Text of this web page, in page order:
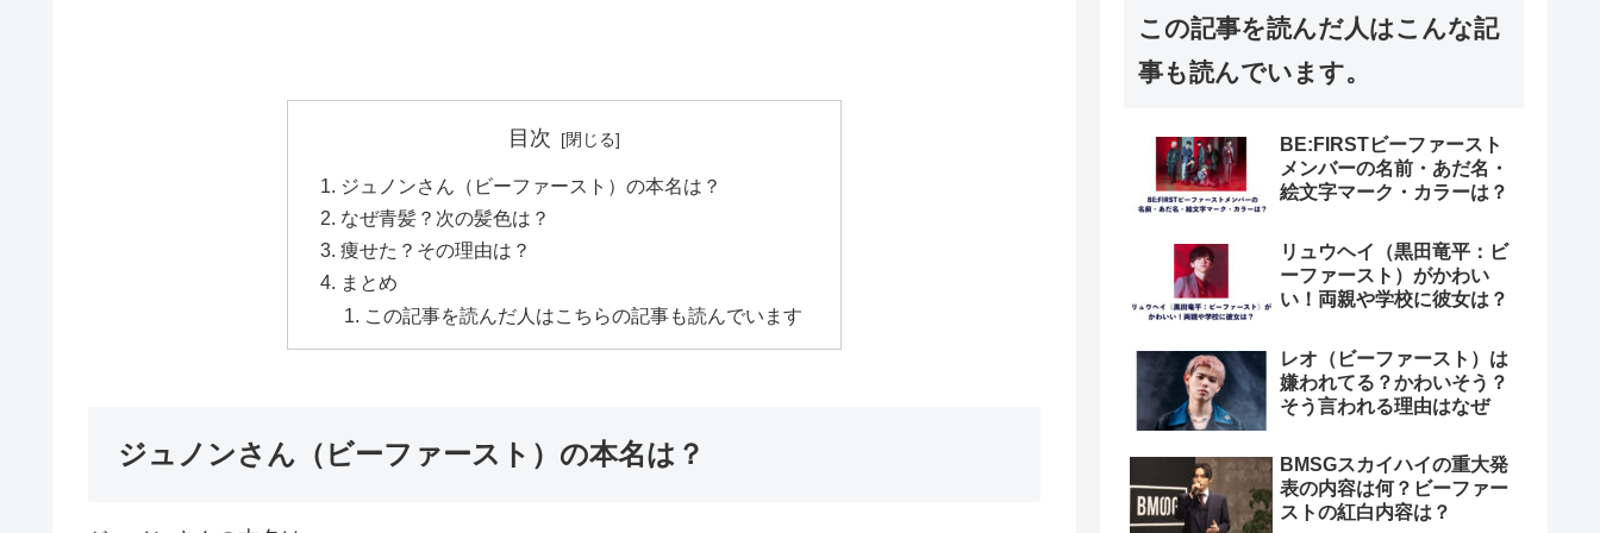
目次
ジュノンさん（ビーファースト）の本名は？
なぜ青髪？次の髪色は？
痩せた？その理由は？
まとめ
この記事を読んだ人はこちらの記事も読んでいます
ジュノンさん（ビーファースト）の本名は？
この記事を読んだ人はこんな記
事も読んでいます。
BE:FIRSTビーファースト
メンバーの名前・あだ名・
絵文字マーク・カラーは？
リュウヘイ（黒田竜平：ビ
ーファースト）がかわい
い！両親や学校に彼女は？
レオ（ビーファースト）は
嫌われてる？かわいそう？
そう言われる理由はなぜ
BMSGスカイハイの重大発
表の内容は何？ビーファー
ストの紅白内容は？